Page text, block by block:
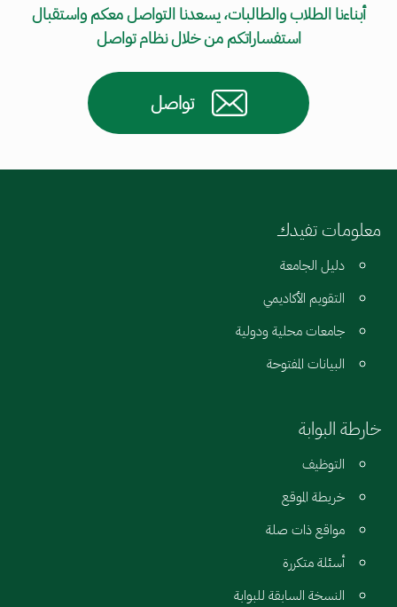
أبناءنا الطلاب والطالبات، يسعدنا التواصل معكم واستقبال
استفساراتكم من خلال نظام تواصل
تواصل
معلومات تفيدك
دليل الجامعة
التقويم الأكاديمي
جامعات محلية ودولية
البيانات المفتوحة
خارطة البوابة
التوظيف
خريطة الموقع
مواقع ذات صلة
أسئلة متكررة
النسخة السابقة للبوابة